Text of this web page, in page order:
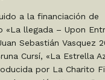
a la financiación de
«La llegada – Upon
Sebastián Vasquez
Cursí, «La Estrella
por La Charito